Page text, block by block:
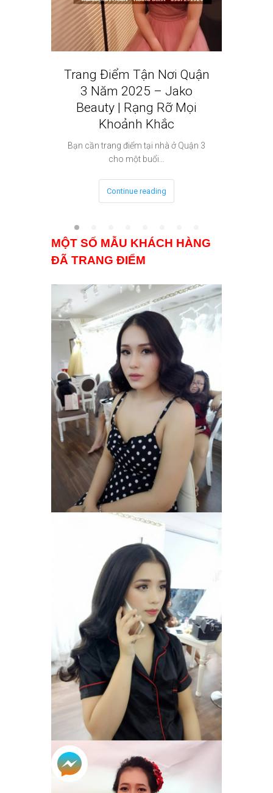
Trang Điểm Tận Nơi Quận
3 Năm 2025 – Jako
Beauty | Rạng Rỡ Mọi
Khoảnh Khắc
Bạn cần trang điểm tại nhà ở Quận 3
cho một buổi…
Continue reading
MỘT SỐ MẪU KHÁCH HÀNG
ĐÃ TRANG ĐIỂM